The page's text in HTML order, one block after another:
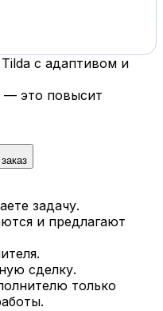
с адаптивом и
— это повысит
задачу.
и предлагают
сделку.
только